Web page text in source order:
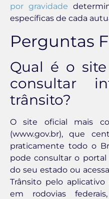
por gravidade
específicas de cada
Perguntas
Qual é o
consultar
trânsito?
O site oficial mais
(www.gov.br), que
praticamente todo o
pode consultar o
do seu estado ou
Trânsito pelo aplicativo
em rodovias